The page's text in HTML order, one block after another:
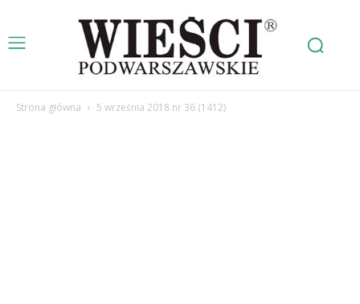
Strona główna 5 września 2018 nr 36 (1412)